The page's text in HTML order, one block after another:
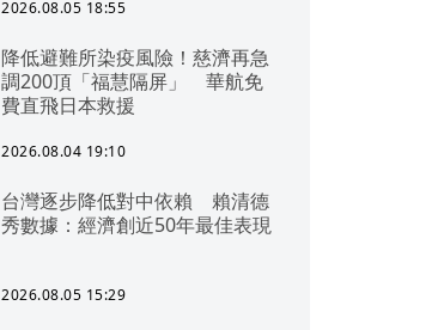
2026.08.05 18:55
降低避難所染疫風險！慈濟再急
調200頂「福慧隔屏」 華航免
費直飛日本救援
2026.08.04 19:10
台灣逐步降低對中依賴 賴清德
秀數據：經濟創近50年最佳表現
2026.08.05 15:29